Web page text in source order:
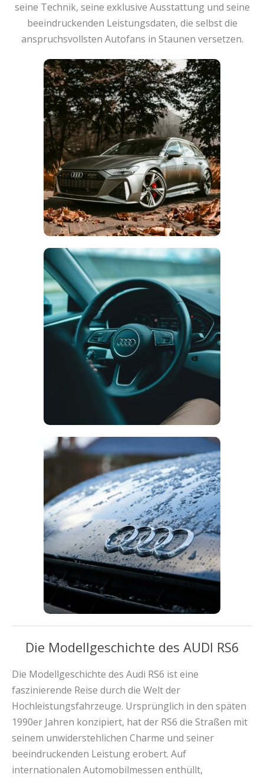
seine Technik, seine exklusive Ausstattung und seine
beeindruckenden Leistungsdaten, die selbst die
anspruchsvollsten Autofans in Staunen versetzen.
Die Modellgeschichte des AUDI RS6
Die Modellgeschichte des Audi RS6 ist eine
faszinierende Reise durch die Welt der
Hochleistungsfahrzeuge. Ursprünglich in den späten
1990er Jahren konzipiert, hat der RS6 die Straßen mit
seinem unwiderstehlichen Charme und seiner
beeindruckenden Leistung erobert. Auf
internationalen Automobilmessen enthüllt,